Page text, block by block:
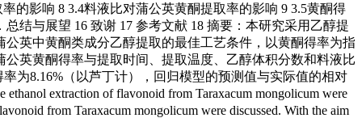
的影响 8 3.4料液比对蒲公英黄酮提取率的影响 9 3.5黄酮得
结与展望 16 致谢 17 参考文献 18 摘要：本研究采用乙醇提
英中黄酮类成分乙醇提取的最佳工艺条件，以黄酮得率为指
英黄酮得率与提取时间、提取温度、乙醇体积分数和料液比
为8.16%（以芦丁计），回归模型的预测值与实际值的相对
extraction of flavonoid from Taraxacum mongolicum were
from Taraxacum mongolicum were discussed. With the aim